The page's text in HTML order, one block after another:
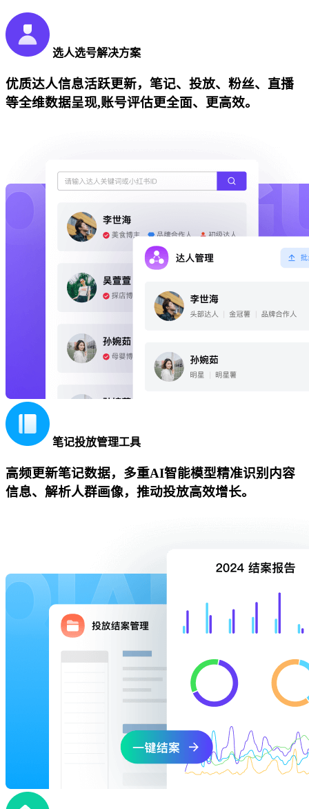
选人选号解决方案
优质达人信息活跃更新，笔记、投放、粉丝、直播
等全维数据呈现,账号评估更全面、更高效。
笔记投放管理工具
高频更新笔记数据，多重AI智能模型精准识别内容
信息、解析人群画像，推动投放高效增长。